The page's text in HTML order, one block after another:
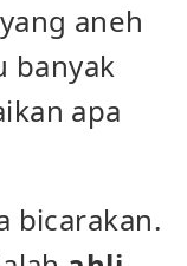
aneh
banyak
apa
bicarakan.